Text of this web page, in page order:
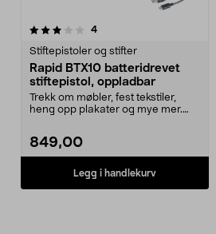
4anmeldelser
Stiftepistoler og stifter
Rapid BTX10 batteridrevet
stiftepistol, oppladbar
Trekk om møbler, fest tekstiler,
heng opp plakater og mye mer.
849,00
Legg i handlekurv